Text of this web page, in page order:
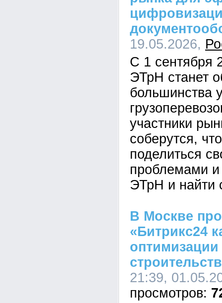
19.05.2026,
С 1 сентября
ЭТрН станет
большинства
участники
соберутся,
поделиться
проблемами и
ЭТрН и найти
В Москве
«Битрикс24
оптимизации
21:39,